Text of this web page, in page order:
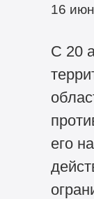
16
С 20
его